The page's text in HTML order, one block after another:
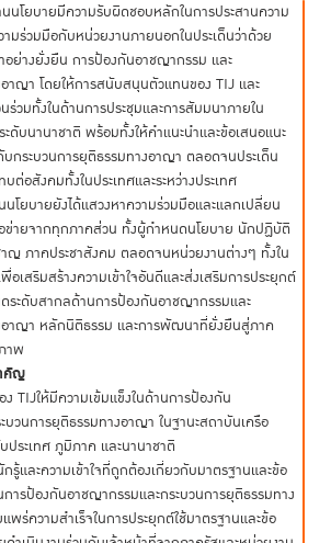
นโยบายมีความรับผิดชอบหลักในการประสานความ
มร่วมมือกับหน่วยงานภายนอกในประเด็นว่าด้วย
ย่างยั่งยืน การป้องกันอาชญากรรม และ
าญา โดยให้การสนับสนุนตัวแทนของ TIJ และ
วมทั้งในด้านการประชุมและการสัมมนาภายใน
ะดับนานาชาติ พร้อมทั้งให้คำแนะนำและข้อเสนอแนะ
กระบวนการยุติธรรมทางอาญา ตลอดจนประเด็น
อสังคมทั้งในประเทศและระหว่างประเทศ
นโยบายยังได้แสวงหาความร่วมมือและแลกเปลี่ยน
ข่ายจากทุกภาคส่วน ทั้งผู้กำหนดนโยบาย นักปฏิบัติ
ญ ภาคประชาสังคม ตลอดจนหน่วยงานต่างๆ ทั้งใน
พื่อเสริมสร้างความเข้าใจอันดีและส่งเสริมการประยุกต์
ระดับสากลด้านการป้องกันอาชญากรรมและ
อาญา หลักนิติธรรม และการพัฒนาที่ยั่งยืนสู่ภาค
าพ
คัญ
TIJให้มีความเข้มแข็งในด้านการป้องกัน
บวนการยุติธรรมทางอาญา ในฐานะสถาบันเครือ
ประเทศ ภูมิภาค และนานาชาติ
รู้และความเข้าใจที่ถูกต้องเกี่ยวกับมาตรฐานและข้อ
ารป้องกันอาชญากรรมและกระบวนการยุติธรรมทาง
ร่ความสำเร็จในการประยุกต์ใช้มาตรฐานและข้อ